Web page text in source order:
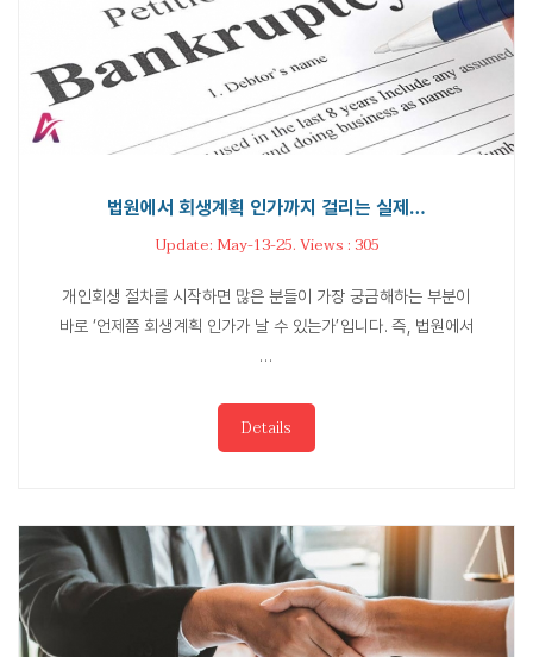
법원에서 회생계획 인가까지 걸리는 실제…
Update: May-13-25. Views : 305
개인회생 절차를 시작하면 많은 분들이 가장 궁금해하는 부분이
바로 ‘언제쯤 회생계획 인가가 날 수 있는가’입니다. 즉, 법원에서
…
Details